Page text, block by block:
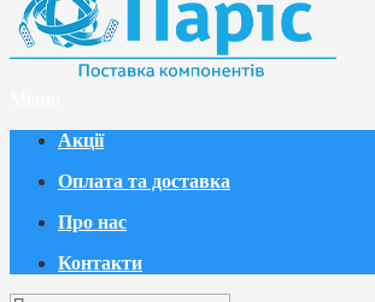
Акції
Оплата та доставка
Про нас
Контакти